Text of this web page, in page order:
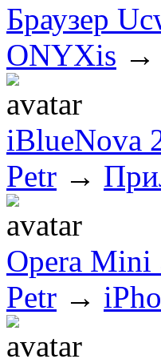
Браузер
ONYXis →
iBlueNova
Petr →
Opera Mini
Petr →